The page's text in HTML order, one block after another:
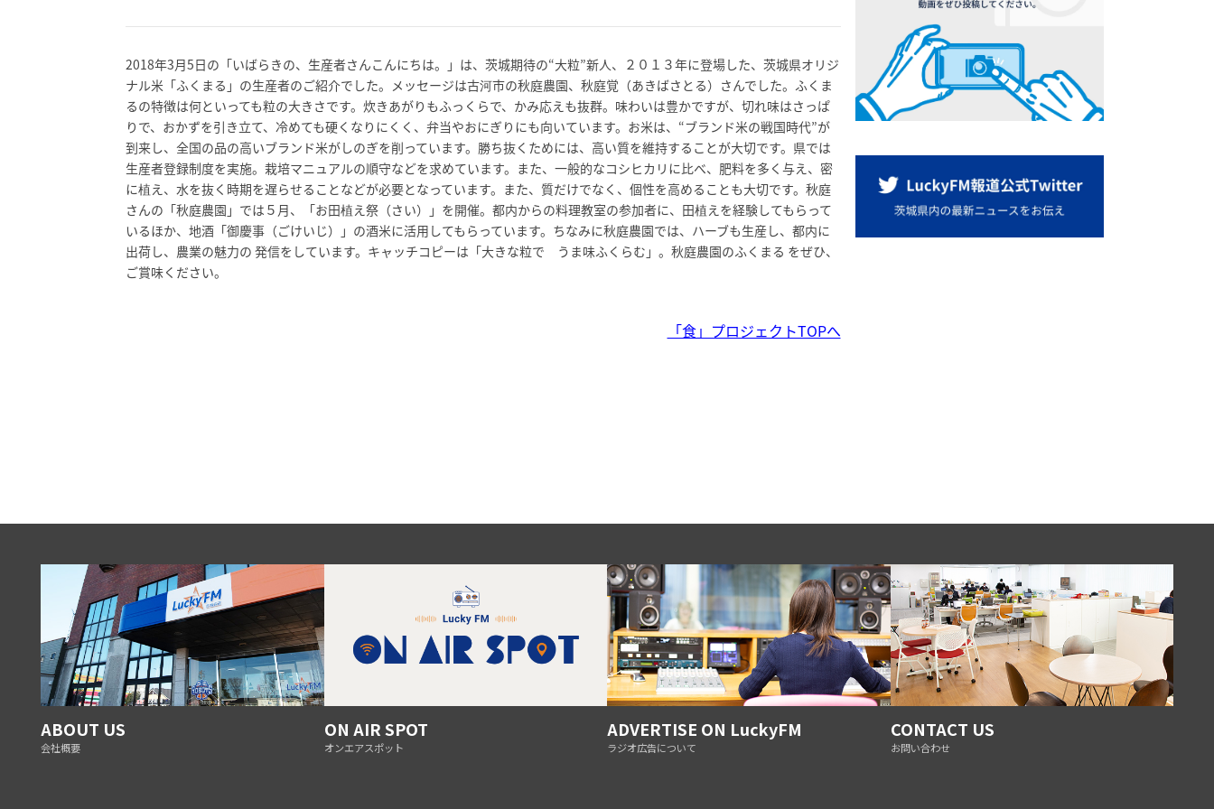
2018年3月5日の「いばらきの、生産者さんこんにちは。」は、茨城期待の“大粒”新人、２０１３年に登場した、茨城県オリジ
ナル米「ふくまる」の生産者のご紹介でした。メッセージは古河市の秋庭農園、秋庭覚（あきばさとる）さんでした。ふくま
るの特徴は何といっても粒の大きさです。炊きあがりもふっくらで、かみ応えも抜群。味わいは豊かですが、切れ味はさっぱ
りで、おかずを引き立て、冷めても硬くなりにくく、弁当やおにぎりにも向いています。お米は、“ブランド米の戦国時代”が
到来し、全国の品の高いブランド米がしのぎを削っています。勝ち抜くためには、高い質を維持することが大切です。県では
生産者登録制度を実施。栽培マニュアルの順守などを求めています。また、一般的なコシヒカリに比べ、肥料を多く与え、密
に植え、水を抜く時期を遅らせることなどが必要となっています。また、質だけでなく、個性を高めることも大切です。秋庭
さんの「秋庭農園」では５月、「お田植え祭（さい）」を開催。都内からの料理教室の参加者に、田植えを経験してもらって
いるほか、地酒「御慶事（ごけいじ）」の酒米に活用してもらっています。ちなみに秋庭農園では、ハーブも生産し、都内に
出荷し、農業の魅力の 発信をしています。キャッチコピーは「大きな粒で うま味ふくらむ」。秋庭農園のふくまる をぜひ、
ご賞味ください。
「食」プロジェクトTOPへ
ABOUT US
会社概要
ON AIR SPOT
オンエアスポット
ADVERTISE ON LuckyFM
ラジオ広告について
CONTACT US
お問い合わせ